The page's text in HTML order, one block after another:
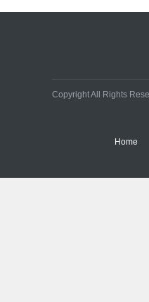
Copyright All Rights
Home